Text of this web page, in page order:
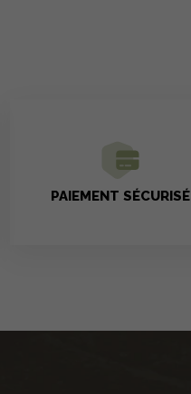
PAIEMENT SÉCURISÉ